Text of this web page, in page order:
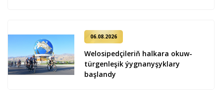
06.08.2026
Welosipedçileriň halkara okuw-
türgenleşik ýygnanyşyklary
başlandy